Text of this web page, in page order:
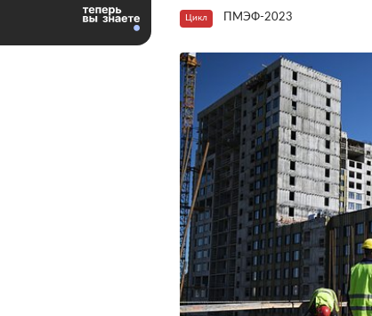
Цикл ПМЭФ-2023